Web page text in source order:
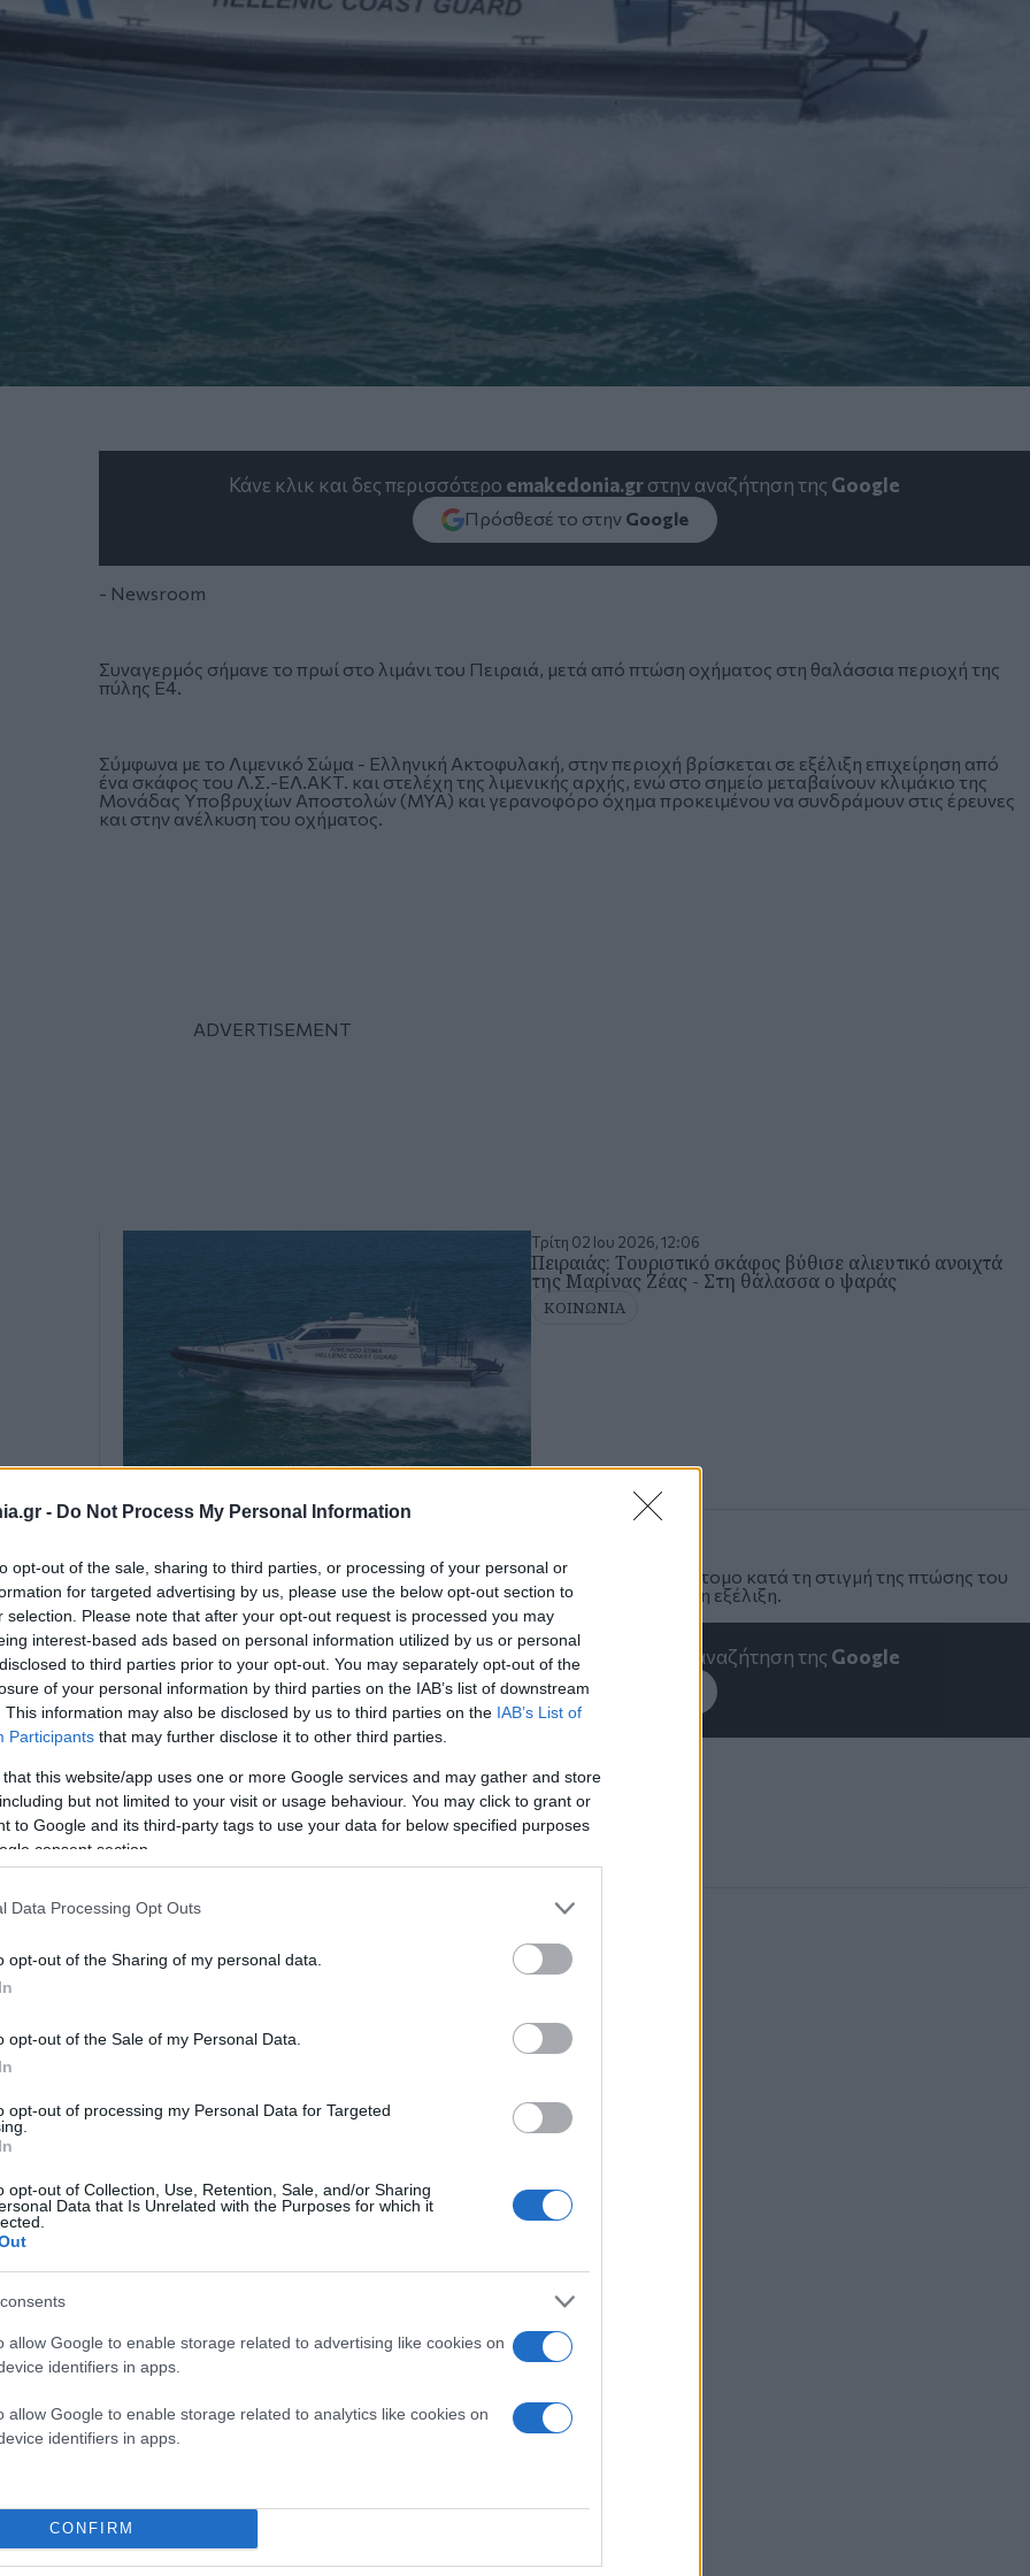
- Do Not Process My Personal Information
opt-out of the sale, sharing to third parties, or processing of your personal or
for targeted advertising by us, please use the below opt-out section to
selection. Please note that after your opt-out request is processed you may
interest-based ads based on personal information utilized by us or personal
to third parties prior to your opt-out. You may separately opt-out of the
of your personal information by third parties on the IAB’s list of downstream
This information may also be disclosed by us to third parties on the IAB’s List of
Participants that may further disclose it to other third parties.
that this website/app uses one or more Google services and may gather and store
but not limited to your visit or usage behaviour. You may click to grant or
to Google and its third-party tags to use your data for below specified purposes
consent section.
Data Processing Opt Outs
opt-out of the Sharing of my personal data.
opt-out of the Sale of my Personal Data.
opt-out of processing my Personal Data for Targeted
opt-out of Collection, Use, Retention, Sale, and/or Sharing
Data that Is Unrelated with the Purposes for which it
allow Google to enable storage related to advertising like cookies on
identifiers in apps.
allow Google to enable storage related to analytics like cookies on
identifiers in apps.
CONFIRM
Κάνε κλικ και δες περισσότερο emakedonia.grστην αναζήτηση της Google
Πρόσθεσέ το στην Google
- Newsroom
Συναγερμός σήμανε το πρωί στο λιμάνι του Πειραιά , μετά από πτώση οχήματος στη θαλάσσια περιοχή της
πύλης Ε4.
Σύμφωνα με το Λιμενικό Σώμα - Ελληνική Ακτοφυλακή, στην περιοχή βρίσκεται σε εξέλιξη επιχείρηση από
ένα σκάφος του Λ.Σ.-ΕΛ.ΑΚΤ. και στελέχη της λιμενικής αρχής, ενώ στο σημείο μεταβαίνουν κλιμάκιο της
Μονάδας Υποβρυχίων Αποστολών (ΜΥΑ) και γερανοφόρο όχημα προκειμένου να συνδράμουν στις έρευνες
και στην ανέλκυση του οχήματος.
Τρίτη 02 Ιου 2026, 12:06
Πειραιάς: Τουριστικό σκάφος βύθισε αλιευτικό ανοιχτά
της Μαρίνας Ζέας - Στη θάλασσα ο ψαράς
ΚΟΙΝΩΝΙΑ
Μέχρι στιγμής δεν έχει διευκρινιστεί εάν στο όχημα επέβαινε κάποιο άτομο κατά τη στιγμή της πτώσης του
στη θάλασσα, ενώ οι έρευνες των αρμόδιων αρχών βρίσκονται σε πλήρη εξέλιξη.
Κάνε κλικ και δες περισσότερο emakedonia.gr στην αναζήτηση της Google
Πρόσθεσέ το στην
ΚΟΙΝΩΝΙΑ Λιμενικό Σώμα